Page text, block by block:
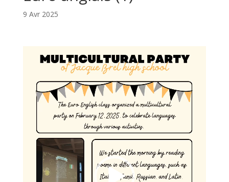
9 Avr 2025
vidéo